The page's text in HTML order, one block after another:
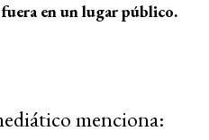
en un lugar público.
menciona: